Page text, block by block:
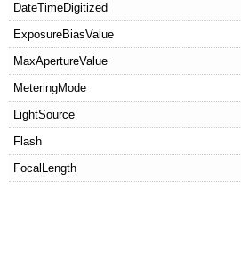
DateTimeDigitized
ExposureBiasValue
MaxApertureValue
MeteringMode
LightSource
Flash
FocalLength